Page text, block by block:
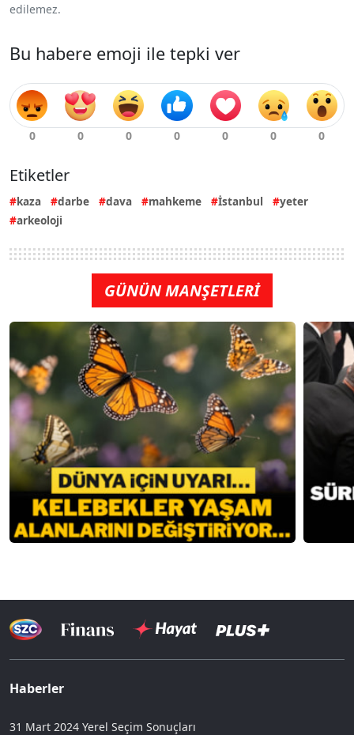
edilemez.
Bu habere emoji ile tepki ver
Etiketler
kaza darbe dava mahkeme İstanbul
yeter
arkeoloji
GÜNÜN MANŞETLERİ
Haberler
31 Mart 2024 Yerel Seçim Sonuçları